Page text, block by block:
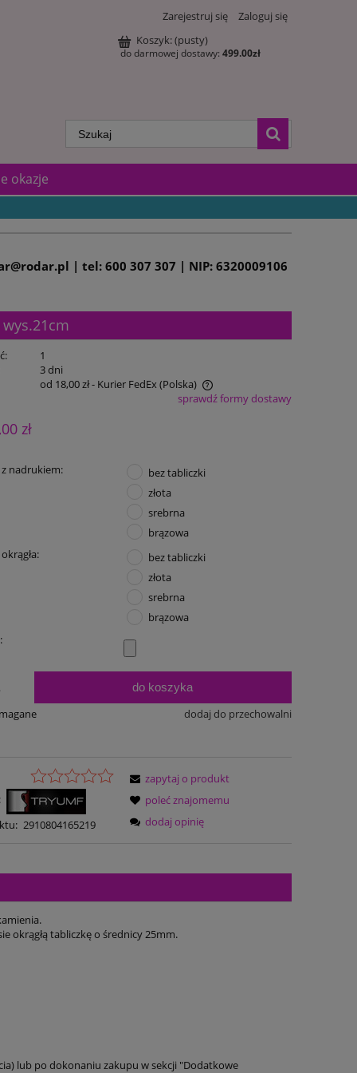
Zarejestruj się
Zaloguj się
Koszyk:(pusty)
do darmowej dostawy: 499.00zł
okazje
| tel: 600 307 307 | NIP: 6320009106
1
3 dni
od 18,00 zł- Kurier FedEx (Polska)
sprawdź formy dostawy
zł
nadrukiem:
bez tabliczki
złota
srebrna
brązowa
bez tabliczki
złota
srebrna
brązowa
do koszyka
dodaj do przechowalni
2910804165219
zapytaj o produkt
poleć znajomemu
dodaj opinię
okrągłą tabliczkę o średnicy 25mm.
lub po dokonaniu zakupu w sekcji "Dodatkowe